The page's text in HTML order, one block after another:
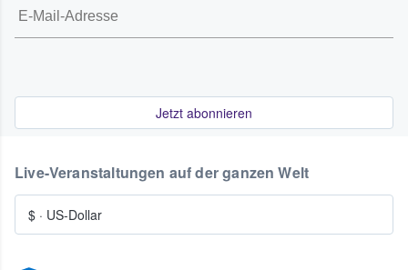
Jetzt abonnieren
Live-Veranstaltungen auf der ganzen Welt
$ · US-Dollar